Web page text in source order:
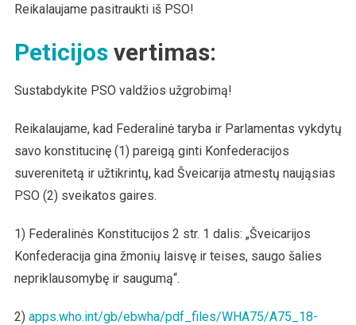
Reikalaujame pasitraukti iš PSO!
Peticijosvertimas:
Sustabdykite PSO valdžios užgrobimą!
Reikalaujame, kad Federalinė taryba ir Parlamentas vykdytų
savo konstitucinę (1) pareigą ginti Konfederacijos
suverenitetą ir užtikrintų, kad Šveicarija atmestų naująsias
PSO (2) sveikatos gaires.
1) Federalinės Konstitucijos 2 str. 1 dalis: „Šveicarijos
Konfederacija gina žmonių laisvę ir teises, saugo šalies
nepriklausomybę ir saugumą“.
2) apps.who.int/gb/ebwha/pdf_files/WHA75/A75_18-